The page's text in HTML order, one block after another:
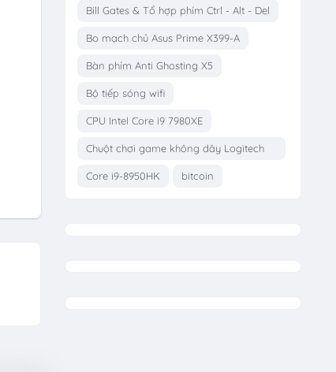
Bill Gates & Tổ hợp phím Ctrl - Alt - Del
Bo mạch chủ Asus Prime X399-A
Bàn phím Anti Ghosting X5
Bộ tiếp sóng wifi
CPU Intel Core i9 7980XE
Chuột chơi game không dây Logitech
G703
Core i9-8950HK bitcoin